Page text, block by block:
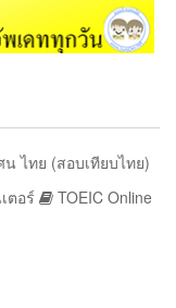
น ไทย (สอบเทียบไทย)
ตอร์
TOEIC Online